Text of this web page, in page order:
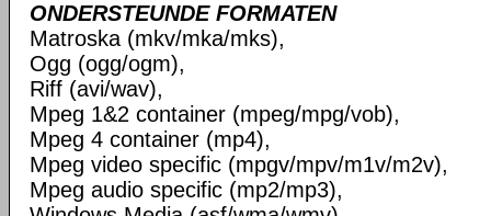
ONDERSTEUNDE FORMATEN
Matroska (mkv/mka/mks),
Ogg (ogg/ogm),
Riff (avi/wav),
Mpeg 1&2 container (mpeg/mpg/vob),
Mpeg 4 container (mp4),
Mpeg video specific (mpgv/mpv/m1v/m2v),
Mpeg audio specific (mp2/mp3),